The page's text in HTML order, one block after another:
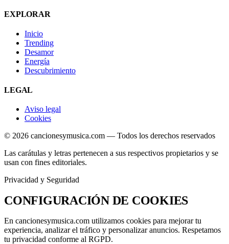
EXPLORAR
Inicio
Trending
Desamor
Energía
Descubrimiento
LEGAL
Aviso legal
Cookies
© 2026 cancionesymusica.com — Todos los derechos reservados
Las carátulas y letras pertenecen a sus respectivos propietarios y se
usan con fines editoriales.
Privacidad y Seguridad
CONFIGURACIÓN DE COOKIES
En cancionesymusica.com utilizamos cookies para mejorar tu
experiencia, analizar el tráfico y personalizar anuncios. Respetamos
tu privacidad conforme al RGPD.